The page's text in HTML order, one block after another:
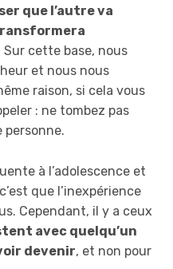
que l’autre va
Sur cette base, nous
et nous nous
raison, si cela vous
: ne tombez pas
personne.
à l’adolescence et
que l’inexpérience
Cependant, il y a ceux
avec quelqu’un
devenir, et non pour